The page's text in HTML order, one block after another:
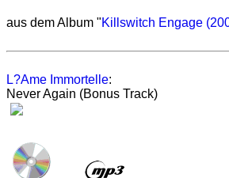
aus dem Album "Killswitch Engage
L?Ame Immortelle:
Never Again (Bonus Track)